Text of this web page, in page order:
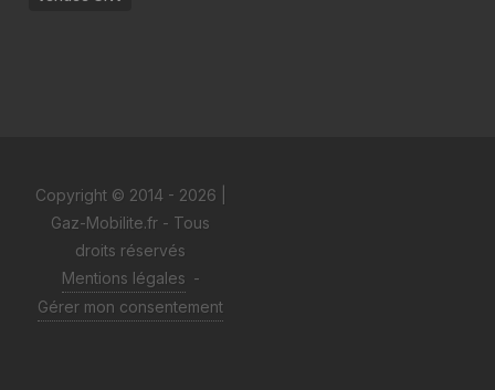
Copyright © 2014 - 2026 |
Gaz-Mobilite.fr - Tous
droits réservés
Mentions légales -
Gérer mon consentement